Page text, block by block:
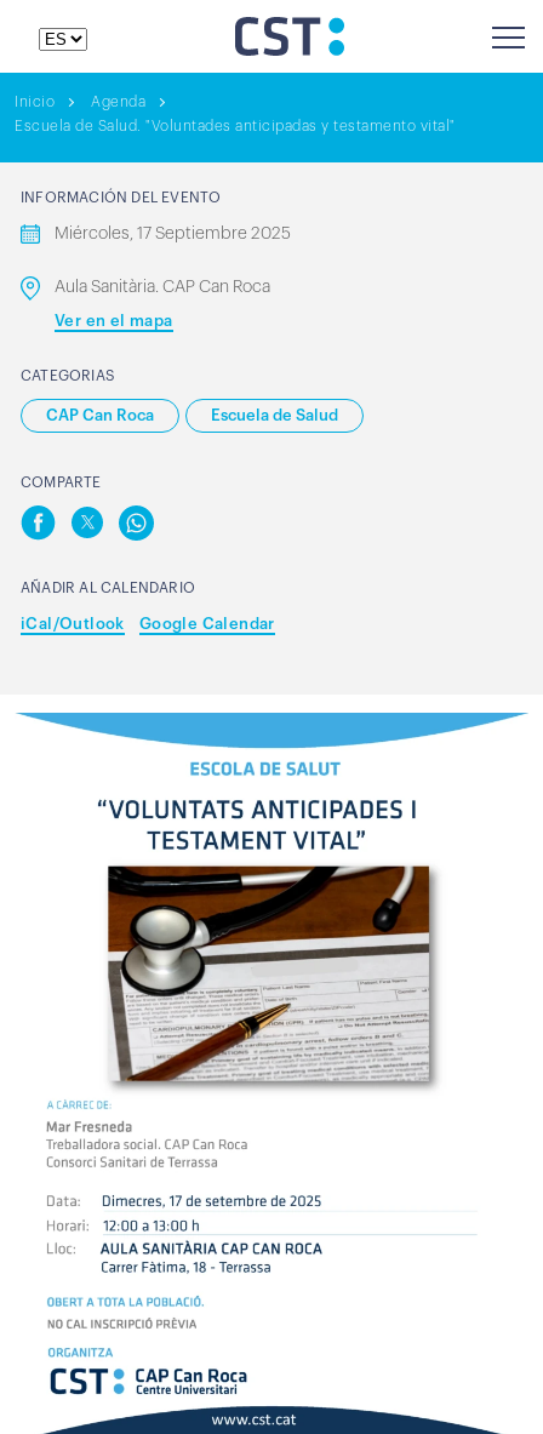
Inicio
Agenda
Escuela de Salud. "Voluntades anticipadas y testamento vital"
INFORMACIÓN DEL EVENTO
Miércoles, 17 Septiembre 2025
Aula Sanitària. CAP Can Roca
Ver en el mapa
CATEGORIAS
CAP Can Roca Escuela de Salud
COMPARTE
AÑADIR AL CALENDARIO
iCal/Outlook Google Calendar